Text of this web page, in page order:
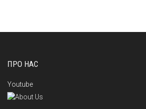
ПРО НАС
Youtube